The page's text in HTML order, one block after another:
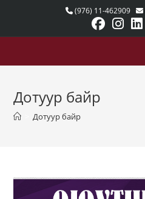
(976) 11-462909
Дотуур байр
Дотуур байр